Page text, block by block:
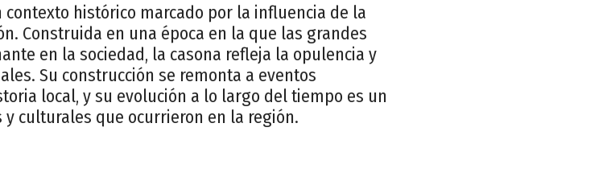
contexto histórico marcado por la influencia de la
Construida en una época en la que las grandes
en la sociedad, la casona refleja la opulencia y
Su construcción se remonta a eventos
local, y su evolución a lo largo del tiempo es un
culturales que ocurrieron en la región.